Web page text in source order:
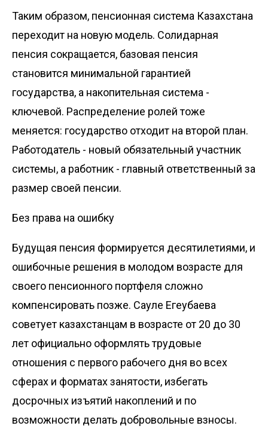
Таким образом, пенсионная система Казахстана
переходит на новую модель. Солидарная
пенсия сокращается, базовая пенсия
становится минимальной гарантией
государства, а накопительная система -
ключевой. Распределение ролей тоже
меняется: государство отходит на второй план.
Работодатель - новый обязательный участник
системы, а работник - главный ответственный за
размер своей пенсии.
Без права на ошибку
Будущая пенсия формируется десятилетиями, и
ошибочные решения в молодом возрасте для
своего пенсионного портфеля сложно
компенсировать позже. Сауле Егеубаева
советует казахстанцам в возрасте от 20 до 30
лет официально оформлять трудовые
отношения с первого рабочего дня во всех
сферах и форматах занятости, избегать
досрочных изъятий накоплений и по
возможности делать добровольные взносы.